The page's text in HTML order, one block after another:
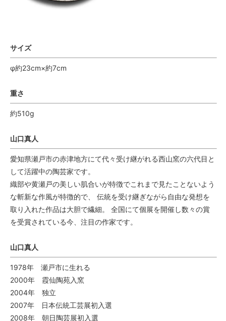
サイズ
φ約23cm×約7cm
重さ
約510g
山口真人
愛知県瀬戸市の赤津地方にて代々受け継がれる西山窯の六代目と
して活躍中の陶芸家です。
織部や黄瀬戸の美しい肌合いが特徴でこれまで見たことないよう
な斬新な作風が特徴的で、 伝統を受け継ぎながら自由な発想を
取り入れた作品は大胆で繊細。 全国にて個展を開催し数々の賞
を受賞されている今、注目の作家です。
山口真人
1978年 瀬戸市に生れる
2000年 霞仙陶苑入窯
2004年 独立
2007年 日本伝統工芸展初入選
2008年 朝日陶芸展初入選